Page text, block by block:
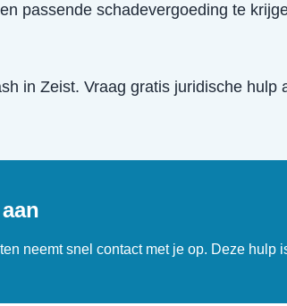
passende schadevergoeding te
in Zeist. Vraag gratis juridische hulp
neemt snel contact met je op. Deze hulp